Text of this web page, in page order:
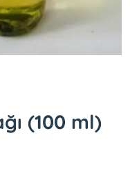
(100 ml)